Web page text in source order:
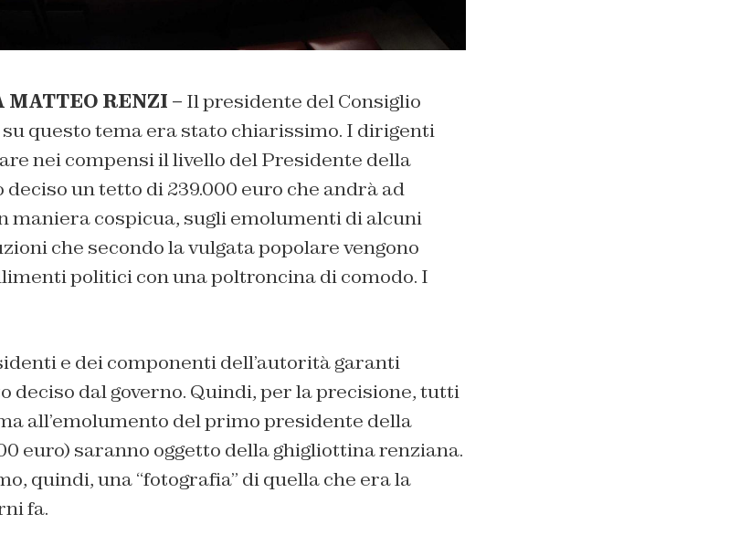
MATTEO RENZI – Il presidente del Consiglio
questo tema era stato chiarissimo. I dirigenti
nei compensi il livello del Presidente della
un tetto di 239.000 euro che andrà ad
maniera cospicua, sugli emolumenti di alcuni
che secondo la vulgata popolare vengono
politici con una poltroncina di comodo. I
e dei componenti dell’autorità garanti
deciso dal governo. Quindi, per la precisione, tutti
all’emolumento del primo presidente della
euro) saranno oggetto della ghigliottina renziana.
quindi, una “fotografia” di quella che era la
fa.